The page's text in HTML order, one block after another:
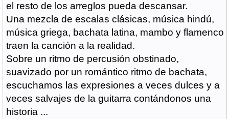
el resto de los arreglos pueda descansar.
Una mezcla de escalas clásicas, música hindú,
música griega, bachata latina, mambo y flamenco
traen la canción a la realidad.
Sobre un ritmo de percusión obstinado,
suavizado por un romántico ritmo de bachata,
escuchamos las expresiones a veces dulces y a
veces salvajes de la guitarra contándonos una
historia ...